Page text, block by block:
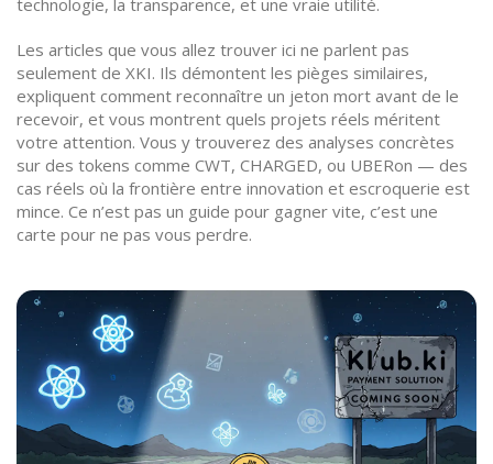
technologie, la transparence, et une vraie utilité.
Les articles que vous allez trouver ici ne parlent pas
seulement de XKI. Ils démontent les pièges similaires,
expliquent comment reconnaître un jeton mort avant de le
recevoir, et vous montrent quels projets réels méritent
votre attention. Vous y trouverez des analyses concrètes
sur des tokens comme CWT, CHARGED, ou UBERon — des
cas réels où la frontière entre innovation et escroquerie est
mince. Ce n’est pas un guide pour gagner vite, c’est une
carte pour ne pas vous perdre.